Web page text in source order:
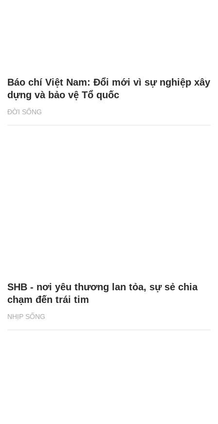
ĐỜI SỐNG
Báo chí Việt Nam: Đổi mới vì sự nghiệp xây
dựng và bảo vệ Tổ quốc
NHỊP SỐNG
SHB - nơi yêu thương lan tỏa, sự sẻ chia
chạm đến trái tim